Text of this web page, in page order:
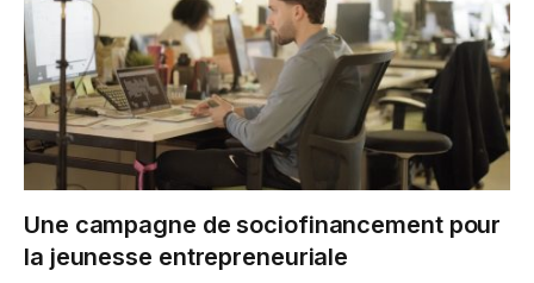
Une campagne de sociofinancement pour
la jeunesse entrepreneuriale